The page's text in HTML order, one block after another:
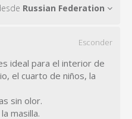
Russian Federation
Esconder
ideal para el interior de
el cuarto de niños, la
sin olor.
masilla.